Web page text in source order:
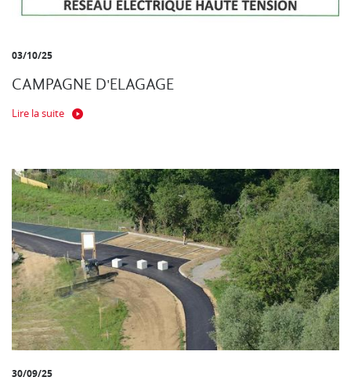
03/10/25
CAMPAGNE D'ELAGAGE
Lire la suite
30/09/25